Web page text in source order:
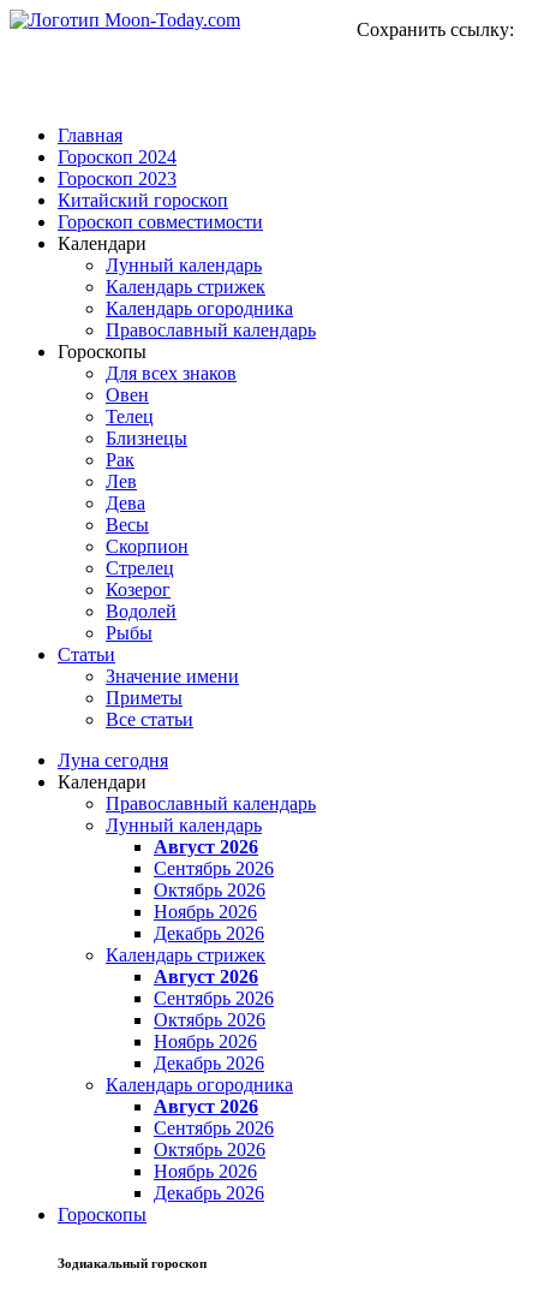
Сохранить ссылку:
Главная
Гороскоп 2024
Гороскоп 2023
Китайский гороскоп
Гороскоп совместимости
Календари
Лунный календарь
Календарь стрижек
Календарь огородника
Православный календарь
Гороскопы
Для всех знаков
Овен
Телец
Близнецы
Рак
Лев
Дева
Весы
Скорпион
Стрелец
Козерог
Водолей
Рыбы
Статьи
Значение имени
Приметы
Все статьи
Луна сегодня
Календари
Православный календарь
Лунный календарь
Август 2026
Сентябрь 2026
Октябрь 2026
Ноябрь 2026
Декабрь 2026
Календарь стрижек
Август 2026
Сентябрь 2026
Октябрь 2026
Ноябрь 2026
Декабрь 2026
Календарь огородника
Август 2026
Сентябрь 2026
Октябрь 2026
Ноябрь 2026
Декабрь 2026
Гороскопы
Зодиакальный гороскоп